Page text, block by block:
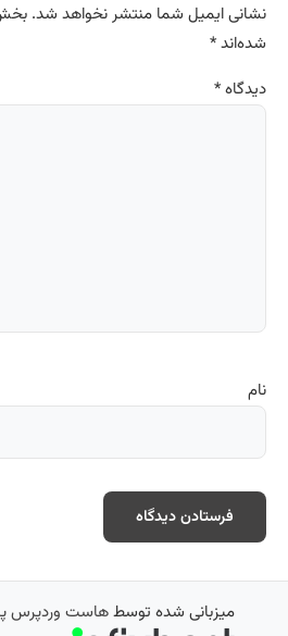
نشانی ایمیل شما منتشر نخواهد شد.
شده‌اند*
دیدگاه*
نام
میزبانی شده توسطهاست وردپرس